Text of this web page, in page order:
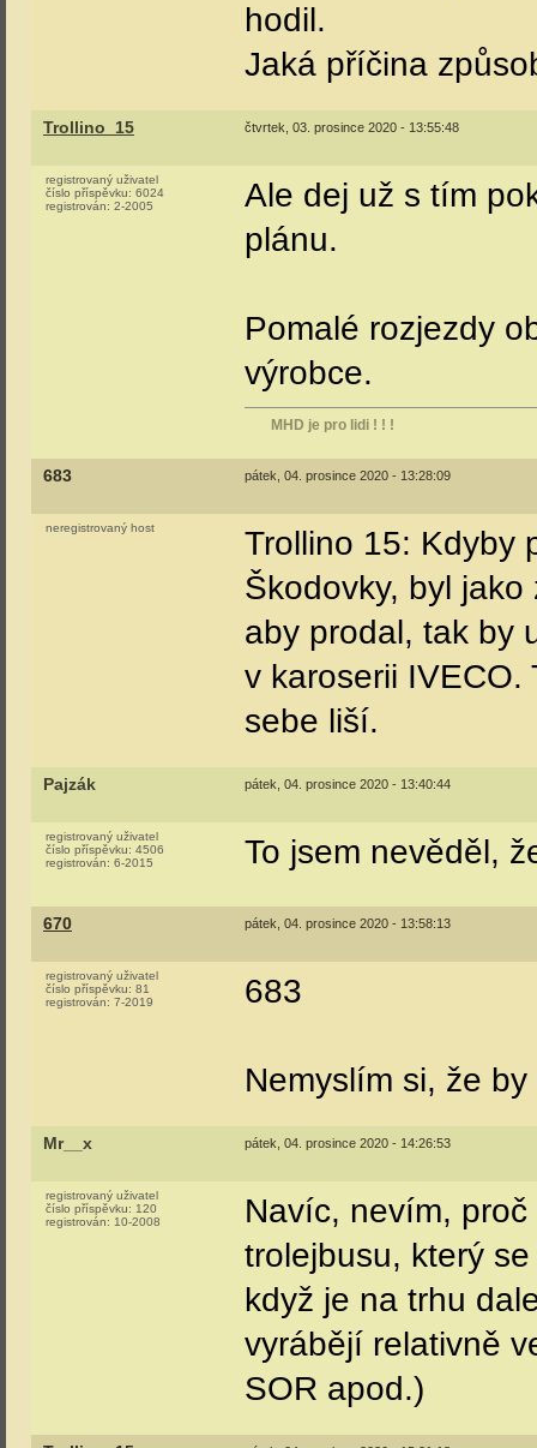
hodil.
Jaká příčina
Trollino_15 čtvrtek, 03. prosince 2020 - 13:55:48
registrovaný uživatel
číslo příspěvku: 6024
registrován: 2-2005
Ale dej už s tím
plánu.
Pomalé rozjezdy
výrobce.
MHD je pro lidi ! ! !
683 pátek, 04. prosince 2020 - 13:28:09
neregistrovaný host
Trollino 15: Kdyby
Škodovky, byl
aby prodal, tak by
v karoserii
sebe liší.
Pajzák pátek, 04. prosince 2020 - 13:40:44
registrovaný uživatel
číslo příspěvku: 4506
registrován: 6-2015 To jsem nevěděl,
670 pátek, 04. prosince 2020 - 13:58:13
registrovaný uživatel
číslo příspěvku: 81
registrován: 7-2019 683
Nemyslím si, že
Mr__x pátek, 04. prosince 2020 - 14:26:53
registrovaný uživatel
číslo příspěvku: 120
registrován: 10-2008
Navíc, nevím,
trolejbusu, který
když je na trhu
vyrábějí relativně
SOR apod.)